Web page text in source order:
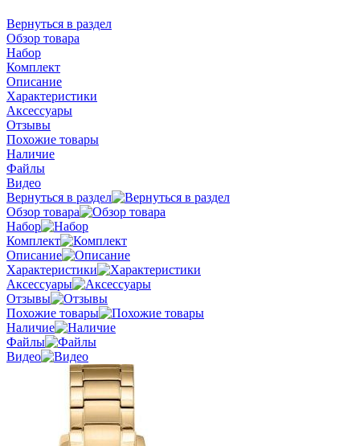
Вернуться в раздел
Обзор товара
Набор
Комплект
Описание
Характеристики
Аксессуары
Отзывы
Похожие товары
Наличие
Файлы
Видео
Вернуться в раздел
Обзор товара
Набор
Комплект
Описание
Характеристики
Аксессуары
Отзывы
Похожие товары
Наличие
Файлы
Видео